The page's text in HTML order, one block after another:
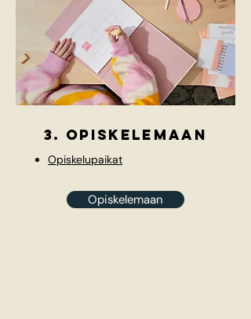
3. opiskelemaan
Opiskelupaikat
Opiskelemaan